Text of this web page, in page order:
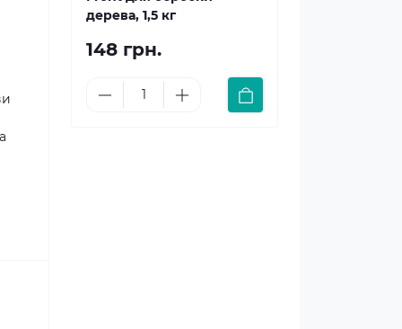
дерева, 1,5 кг
148 грн.